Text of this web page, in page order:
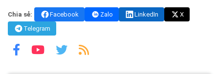
Chia sẻ: Facebook Zalo LinkedIn
X
Telegram